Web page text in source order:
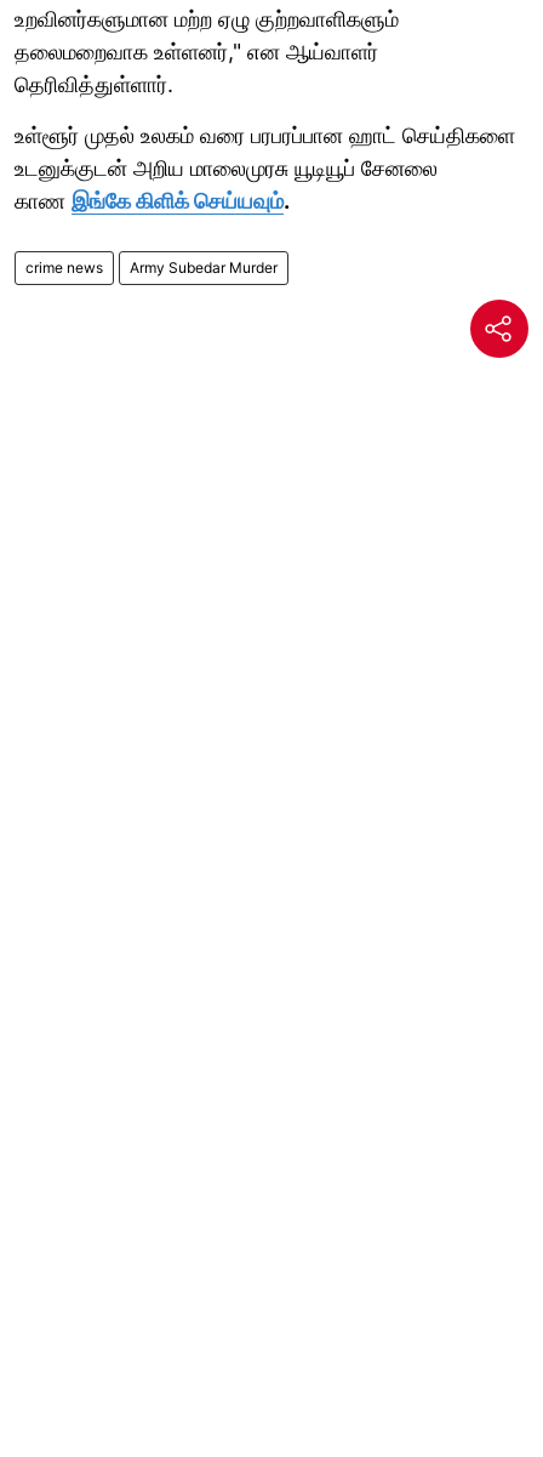
உறவினர்களுமான மற்ற ஏழு குற்றவாளிகளும்
தலைமறைவாக உள்ளனர்," என ஆய்வாளர்
தெரிவித்துள்ளார்.
உள்ளூர் முதல் உலகம் வரை பரபரப்பான ஹாட் செய்திகளை
உடனுக்குடன் அறிய மாலைமுரசு யூடியூப் சேனலை
காண இங்கே கிளிக் செய்யவும்.
crime news Army Subedar Murder